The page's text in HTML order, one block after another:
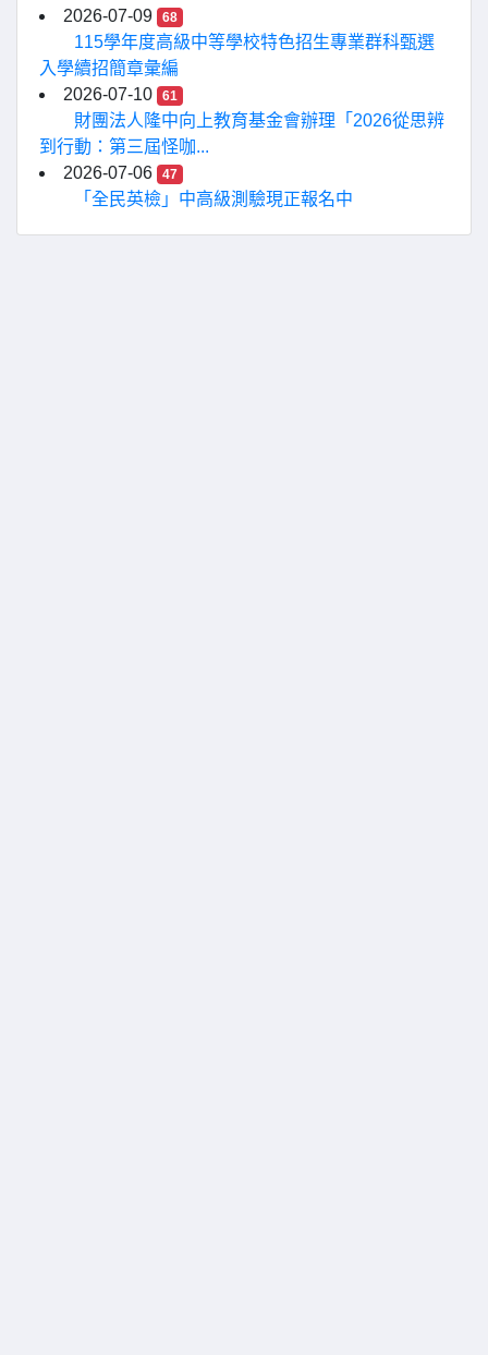
2026-07-09
68
115學年度高級中等學校特色招生專業群科甄選
入學續招簡章彙編
2026-07-10
61
財團法人隆中向上教育基金會辦理「2026從思辨
到行動：第三屆怪咖...
2026-07-06
47
「全民英檢」中高級測驗現正報名中